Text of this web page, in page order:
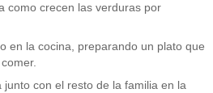
como crecen las verduras por
en la cocina, preparando un plato que
junto con el resto de la familia en la